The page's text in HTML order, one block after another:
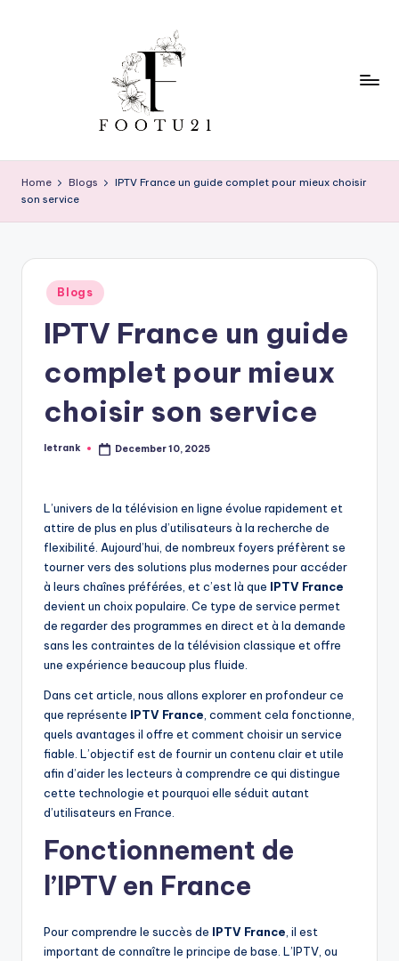
o
o
Home Blogs
IPTV France un guide complet pour mieux choisir
son service
Posted
in
Blogs
IPTV France un guide
complet pour mieux
choisir son service
Posted
letrank December 10, 2025
L’univers de la télévision en ligne évolue rapidement et
attire de plus en plus d’utilisateurs à la recherche de
flexibilité. Aujourd’hui, de nombreux foyers préfèrent se
tourner vers des solutions plus modernes pour accéder
à leurs chaînes préférées, et c’est là que IPTV France
devient un choix populaire. Ce type de service permet
de regarder des programmes en direct et à la demande
sans les contraintes de la télévision classique et offre
une expérience beaucoup plus fluide.
Dans cet article, nous allons explorer en profondeur ce
que représente IPTV France , comment cela fonctionne,
quels avantages il offre et comment choisir un service
fiable. L’objectif est de fournir un contenu clair et utile
afin d’aider les lecteurs à comprendre ce qui distingue
cette technologie et pourquoi elle séduit autant
d’utilisateurs en France.
Fonctionnement de
l’IPTV en France
Pour comprendre le succès de IPTV France , il est
important de connaître le principe de base. L’IPTV, ou